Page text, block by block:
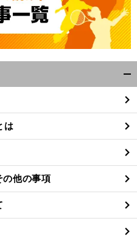
【
プ
・
】
閉
る
は
の他の事項